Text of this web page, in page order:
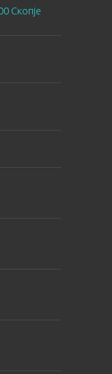
Скопје